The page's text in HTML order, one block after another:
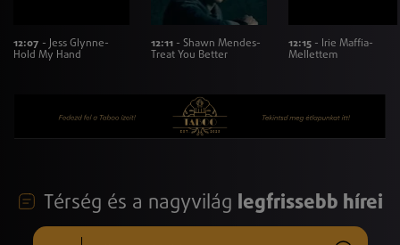
12:07 - Jess Glynne-
Hold My Hand
12:11 - Shawn Mendes-
Treat You Better
12:15 - Irie Maffia-
Mellettem
Térség és a nagyvilág legfrissebb hírei